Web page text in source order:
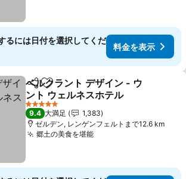
るには日付を選択してくだ
料金を表示
シェアお気に入りに追加
ベルクラント デザイン - ウ
ント ウェルネスホテル
5 ホテルのランク
9.4 大満足
1,383
ゼルデン, レンゲンフェルトまで12.6 km
郷土の美食を堪能